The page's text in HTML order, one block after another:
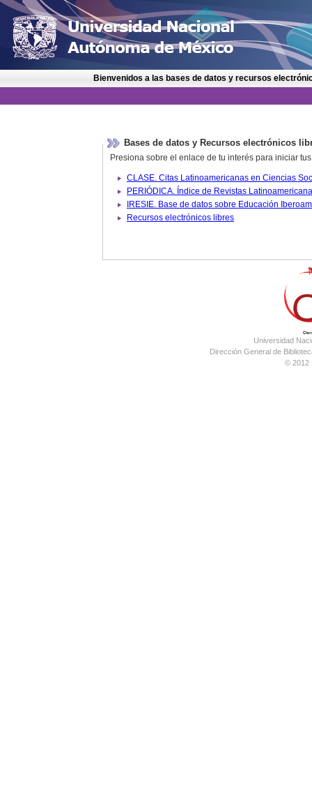
Bienvenidos a las bases de datos y recursos
Bases de datos y Recursos electrónicos
Presiona sobre el enlace de tu interés para iniciar
IRESIE. Base de datos
Recursos electrónicos libres
Universidad
Dirección General de
© 2012